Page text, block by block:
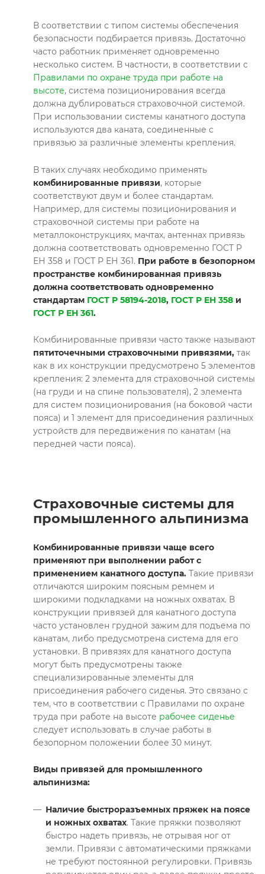
В соответствии с типом системы обеспечения
безопасности подбирается привязь. Достаточно
часто работник применяет одновременно
несколько систем. В частности, в соответствии с
Правилами по охране труда при работе на
высоте, система позиционирования всегда
должна дублироваться страховочной системой.
При использовании системы канатного доступа
используются два каната, соединенные с
привязью за различные элементы крепления.
В таких случаях необходимо применять
комбинированные привязи, которые
соответствуют двум и более стандартам.
Например, для системы позиционирования и
страховочной системы при работе на
металлоконструкциях, мачтах, антеннах привязь
должна соответствовать одновременно ГОСТ Р
ЕН 358 и ГОСТ Р ЕН 361. При работе в безопорном
пространстве комбинированная привязь
должна соответствовать одновременно
стандартам ГОСТ Р 58194-2018, ГОСТ Р ЕН 358 и
ГОСТ Р ЕН 361.
Комбинированные привязи часто также называют
пятиточечными страховочными привязями, так
как в их конструкции предусмотрено 5 элементов
крепления: 2 элемента для страховочной системы
(на груди и на спине пользователя), 2 элемента
для систем позиционирования (на боковой части
пояса) и 1 элемент для присоединения различных
устройств для передвижения по канатам (на
передней части пояса).
Страховочные системы для
промышленного альпинизма
Комбинированные привязи чаще всего
применяют при выполнении работ с
применением канатного доступа. Такие привязи
отличаются широким поясным ремнем и
широкими подкладками на ножных охватах. В
конструкции привязей для канатного доступа
часто установлен грудной зажим для подъема по
канатам, либо предусмотрена система для его
установки. В привязях для канатного доступа
могут быть предусмотрены также
специализированные элементы для
присоединения рабочего сиденья. Это связано с
тем, что в соответствии с Правилами по охране
труда при работе на высоте рабочее сиденье
следует использовать в случае работы в
безопорном положении более 30 минут.
Виды привязей для промышленного
альпинизма:
Наличие быстроразъемных пряжек на поясе
и ножных охватах. Такие пряжки позволяют
быстро надеть привязь, не отрывая ног от
земли. Привязи с автоматическими пряжками
не требуют постоянной регулировки. Привязь